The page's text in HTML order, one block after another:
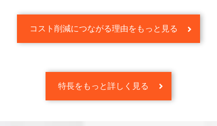
コスト削減につながる理由をもっと見る
特長をもっと詳しく見る